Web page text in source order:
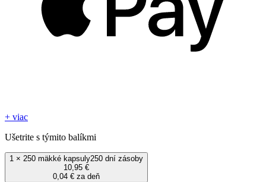
+ viac
Ušetrite s týmito balíkmi
1 × 250 mäkké kapsuly250 dní zásoby
10,95 €
0,04 € za deň